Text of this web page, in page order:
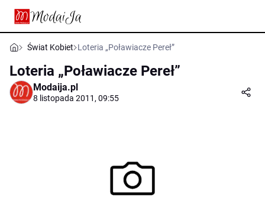
Świat Kobiet Loteria „Poławiacze Pereł”
Loteria „Poławiacze Pereł”
Modaija.pl
8 listopada 2011, 09:55